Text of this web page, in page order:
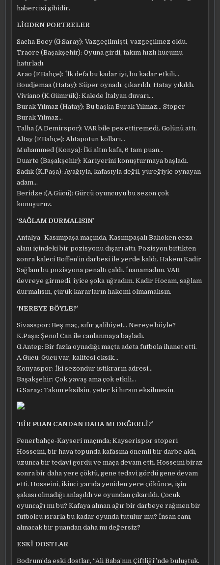
habercisi gibidir.
LİGDEN PORTRELER
Sacha Boey (G.Saray): Vazgeçilmişti, vazgeçilmez oldu.
Traore (Başakşehir): Oyuna girdi, takım hızlı hücumu
hatırladı.
Arao (F.Bahçe): İlk defa bu kadar iyi, bu kadar etkili…
Boudjemaa (Hatay): Süper oynadı, çıkarıldı, Hatay yıkıldı.
Viviano (K.Gümrük): Kalede İtalyan duvarı…
Burak Yılmaz (Hatay): Bu başka Burak Yılmaz… Stoper
Burak Yılmaz…
Talha (A.Demirspor): VAR bile pes ettiremedi. Golünü attı.
Altay (F.Bahçe): Ahtapotun kolları…
Muhammed (Konya): İki altın kafa, 6 tam puan…
Duarte (Başakşehir): Kariyerini konuşturmaya başladı.
Sadık (K.Paşa): Ayağıyla, kafasıyla değil, yüreğiyle oynayan
adam…
Beridze :(A.Gücü): Gürcü oyuncuyu bu sezon çok
konuşuruz.
‘SAĞLAM DURMALISIN’
Antalya- Kasımpaşa maçında, Kasımpaşalı Bahoken ceza
alanı içindeki bir pozisyonu dışarı attı. Pozisyon bittikten
sonra kaleci Boffen’in darbesi ile yerde kaldı. Hakem Kadir
Sağlam bu pozisyona penaltı çaldı. İnanamadım. VAR
devreye girmedi, iyice şoka uğradım. Kadir Hocam, sağlam
durmalısın, çürük kararların hakemi olmamalısın.
‘NEREYE BÖYLE?’
Sivasspor: Beş maç, sıfır galibiyet… Nereye böyle?
K.Paşa: Şenol Can ile canlanmaya başladı.
G.Antep: Bir fazla oynadığı maçta adeta futbola ihanet etti.
A.Gücü: Gücü var, kalitesi eksik…
Konyaspor: İki sezondur istikrarın adresi…
Başakşehir: Çok yavaş ama çok etkili…
G.Saray: Takım eksilsin, yeter ki hırsın eksilmesin.
‘BİR PUAN CANDAN DAHA MI DEĞERLİ?’
Fenerbahçe-Kayseri maçında; Kayserispor stoperi
Hosseini, bir hava topunda kafasına önemli bir darbe aldı,
uzunca bir tedavi gördü ve maça devam etti. Hosseini biraz
sonra bir daha yere çöktü, gene tedavi gördü gene devam
etti. Hosseini, ikinci yarıda yeniden yere çökünce, işin
şakası olmadığı anlaşıldı ve oyundan çıkarıldı. Çocuk
oyuncağı mı bu? Kafaya alınan ağır bir darbeye rağmen bir
futbolcu ısrarla bu kadar oyunda tutulur mu? İnsan canı,
alınacak bir puandan daha mı değersiz?
ESKİ DOSTLAR
Bodrum’da eski dostlar, “Ali Baba’nın Çiftliği”nde buluştuk.